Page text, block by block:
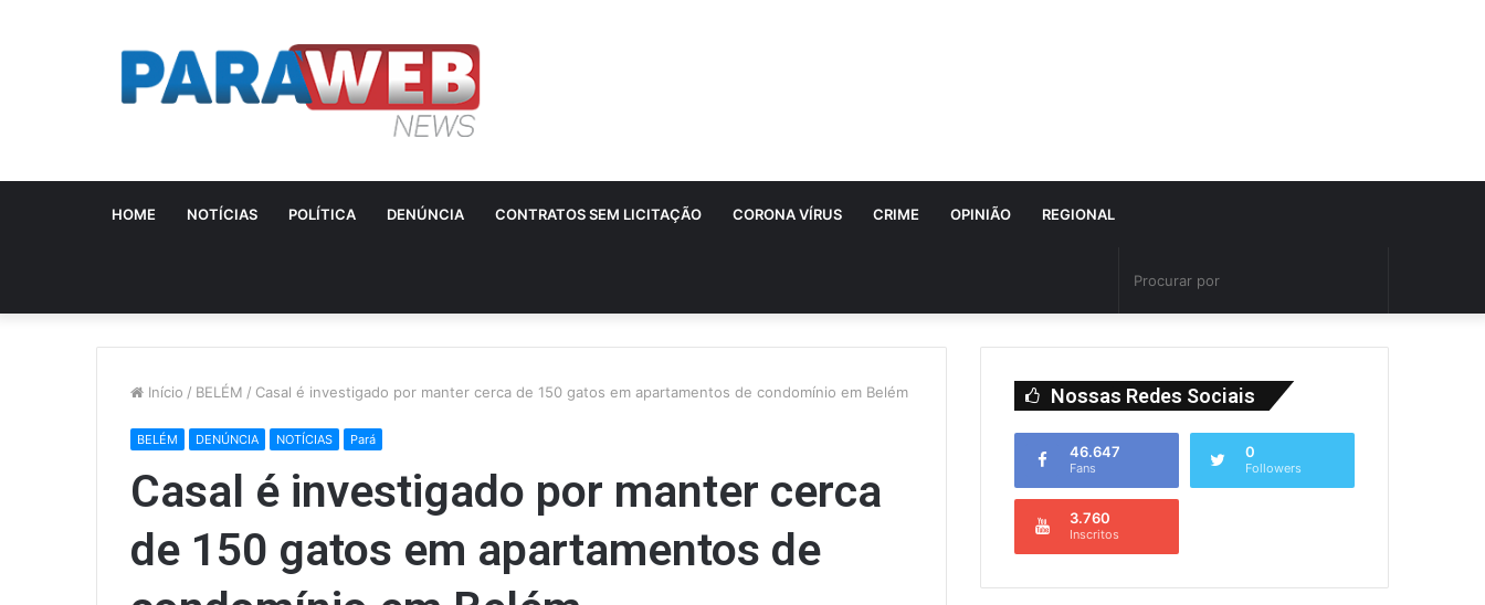
HOME NOTÍCIAS POLÍTICA DENÚNCIA CONTRATOS SEM LICITAÇÃO CORONA VÍRUS CRIME OPINIÃO REGIONAL
Início / BELÉM / Casal é investigado por manter cerca de 150 gatos em apartamentos de condomínio em Belém
BELÉM DENÚNCIA NOTÍCIAS Pará
Casal é investigado por manter cerca
de 150 gatos em apartamentos de
Nossas Redes Sociais
46.647
Fans
0
Followers
3.760
Inscritos